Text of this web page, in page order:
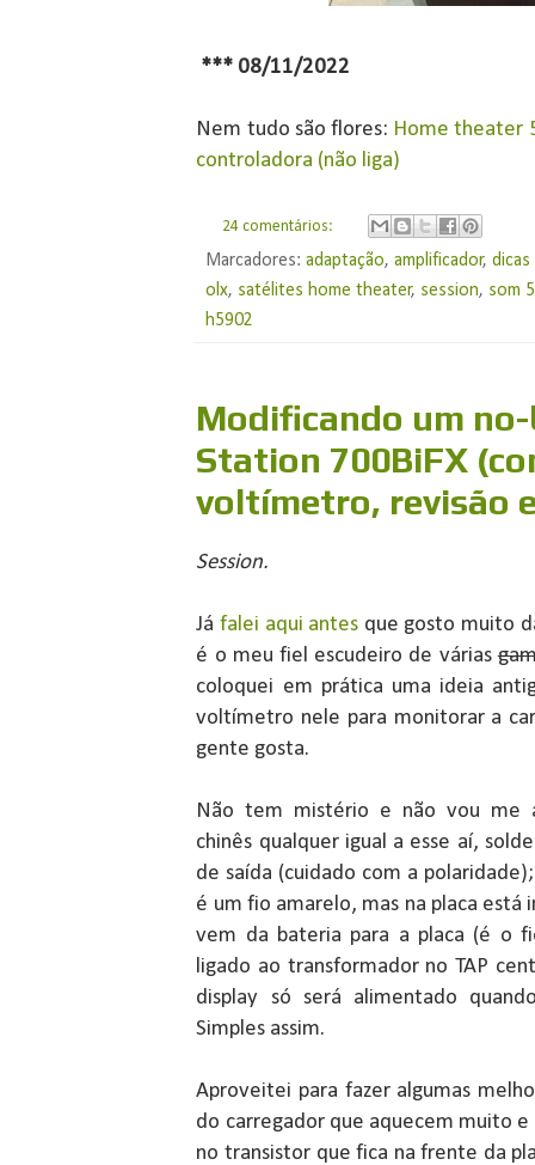
*** 08/11/2022
Nem tudo são flores: Home theater
controladora (não liga)
24 comentários:
Marcadores:adaptação,amplificador,
olx, satélites home theater, session, som
h5902
Modificando um
Station 700BiFX
voltímetro, revisão
Session.
Jáfalei aqui antes que gosto muito
é o meu fiel escudeiro de várias
coloquei em prática uma ideia
voltímetro nele para monitorar a
gente gosta.
Não tem mistério e não vou me
chinês qualquer igual a esse aí,
de saída (cuidado com a
é um fio amarelo, mas na placa está
vem da bateria para a placa (é o
ligado ao transformador no TAP
display só será alimentado
Simples assim.
Aproveitei para fazer algumas
do carregador que aquecem muito
no transistor que fica na frente da